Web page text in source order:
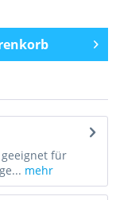
für
mehr